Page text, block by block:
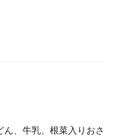
、牛乳、根菜入りおさ